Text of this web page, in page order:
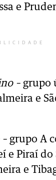
e
– grupo
e
grupo A
e Piraí
e